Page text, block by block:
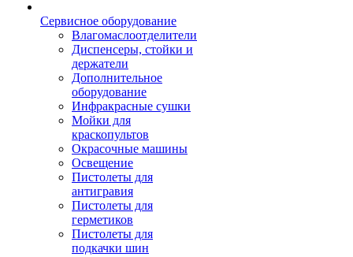
Сервисное оборудование
Влагомаслоотделители
Диспенсеры, стойки и
держатели
Дополнительное
оборудование
Инфракрасные сушки
Мойки для
краскопультов
Окрасочные машины
Освещение
Пистолеты для
антигравия
Пистолеты для
герметиков
Пистолеты для
подкачки шин